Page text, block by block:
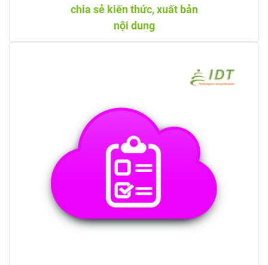
chia sẻ kiến thức, xuất bản
nội dung